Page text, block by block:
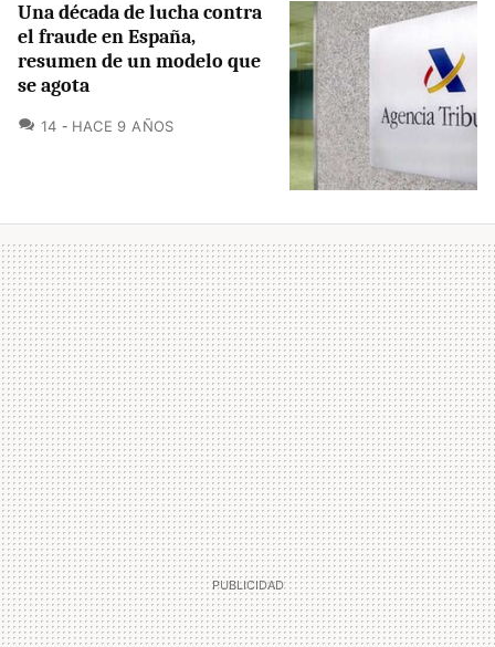
Una década de lucha contra
el fraude en España,
resumen de un modelo que
se agota
14 COMENTARIOS
HACE 9 AÑOS